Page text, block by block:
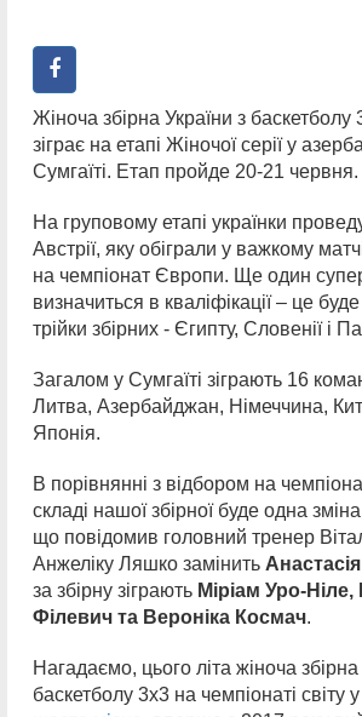
Жіноча збірна України з баскетболу
зіграє на етапі Жіночої серії у
Сумгаїті. Етап пройде 20-21 червня.
На груповому етапі українки
Австрії, яку обіграли у важкому
на чемпіонат Європи. Ще один
визначиться в кваліфікації – це
трійки збірних - Єгипту, Словенії і
Загалом у Сумгаїті зіграють 16
Литва, Азербайджан, Німеччина,
Японія.
В порівнянні з відбором на
складі нашої збірної буде одна
що повідомив головний тренер
Анжеліку Ляшко замінить
за збірну зіграють Міріам Уро-
Філевич та Вероніка Космач.
Нагадаємо, цього літа жіноча збірна
баскетболу 3х3 на чемпіонаті світу